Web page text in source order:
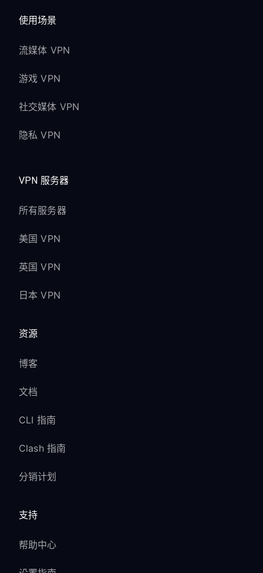
使用场景
流媒体 VPN
游戏 VPN
社交媒体 VPN
隐私 VPN
VPN 服务器
所有服务器
美国 VPN
英国 VPN
日本 VPN
资源
博客
文档
CLI 指南
Clash 指南
分销计划
支持
帮助中心